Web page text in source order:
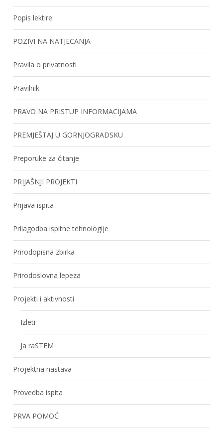
Popis lektire
POZIVI NA NATJECANJA
Pravila o privatnosti
Pravilnik
PRAVO NA PRISTUP INFORMACIJAMA
PREMJEŠTAJ U GORNJOGRADSKU
Preporuke za čitanje
PRIJAŠNJI PROJEKTI
Prijava ispita
Prilagodba ispitne tehnologije
Prirodopisna zbirka
Prirodoslovna lepeza
Projekti i aktivnosti
Izleti
Ja raSTEM
Projektna nastava
Provedba ispita
PRVA POMOĆ